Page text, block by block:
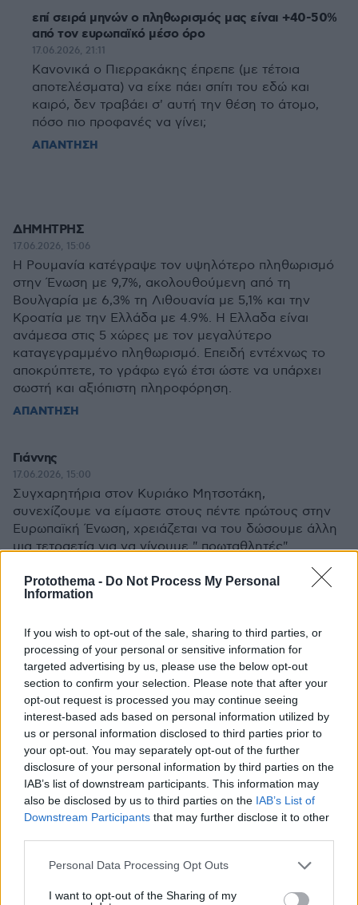
Protothema - Do Not Process My Personal
Information
If you wish to opt-out of the sale, sharing to third parties, or
processing of your personal or sensitive information for
targeted advertising by us, please use the below opt-out
section to confirm your selection. Please note that after your
opt-out request is processed you may continue seeing
interest-based ads based on personal information utilized by
us or personal information disclosed to third parties prior to
your opt-out. You may separately opt-out of the further
disclosure of your personal information by third parties on the
IAB’s list of downstream participants. This information may
also be disclosed by us to third parties on the IAB’s List of
Downstream Participants that may further disclose it to other
Please note that this website/app uses one or more Google
not limited to your visit or usage behaviour. You may click to
Personal Data Processing Opt Outs
I want to opt-out of the Sharing of my
επί σειρά μηνών ο πληθωρισμός μας είναι +40-50%
από τον ευρωπαϊκό μέσο όρο
17.06.2026, 21:11
Κανονικά ο Πιερρακάκης έπρεπε (με τέτοια
αποτελέσματα) να είχε πάει σπίτι του εδώ και
καιρό, δεν τραβάει σ' αυτή την θέση το άτομο,
πόσο πιο προφανές να γίνει;
ΑΠΑΝΤΗΣΗ
ΔΗΜΗΤΡΗΣ
17.06.2026, 15:06
Η Ρουμανία κατέγραψε τον υψηλότερο πληθωρισμό
στην Ένωση με 9,7%, ακολουθούμενη από τη
Βουλγαρία με 6,3% τη Λιθουανία με 5,1% και την
Κροατία με την Ελλάδα με 4.9%. Η Ελλαδα είναι
ανάμεσα στις 5 χώρες με τον μεγαλύτερο
καταγεγραμμένο πληθωρισμό. Επειδή εντέχνως το
αποκρύπτετε, το γράφω εγώ έτσι ώστε να υπάρχει
σωστή και αξιόπιστη πληροφόρηση.
ΑΠΑΝΤΗΣΗ
Γιάννης
17.06.2026, 15:00
Συγχαρητήρια στον Κυριάκο Μητσοτάκη,
συνεχίζουμε να είμαστε στους πέντε πρώτους στην
Ευρωπαϊκή Ένωση, χρειάζεται να του δώσουμε άλλη
μια τετραετία για να γίνουμε " πρωταθλητές".
ΑΠΑΝΤΗΣΗ
17.06.2026, 15:56
να παει 49% σαν της τουρκιας
ΑΠΑΝΤΗΣΗ
Γιάννης
17.06.2026, 16:46
Η μάχη γίνεται ανάμεσα στον τελευταίο,
Μητσοτάκη, με το προτελευταίο, Τσιπρα;
ΑΠΑΝΤΗΣΗ
Άγιος Πρεβέζης
Τα καταφέραμε πάλι, λίγο ακόμη και θα παίρναμε την
πρωτιά. Να συνεχιστεί η προσπάθεια παρακαλώ!